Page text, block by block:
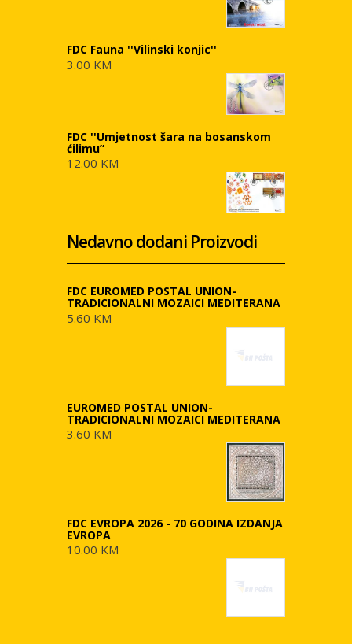
FDC Fauna ''Vilinski konjic''
3.00 KM
FDC ''Umjetnost šara na bosanskom
ćilimu”
12.00 KM
Nedavno dodani Proizvodi
FDC EUROMED POSTAL UNION-
TRADICIONALNI MOZAICI MEDITERANA
5.60 KM
EUROMED POSTAL UNION-
TRADICIONALNI MOZAICI MEDITERANA
3.60 KM
FDC EVROPA 2026 - 70 GODINA IZDANJA
EVROPA
10.00 KM